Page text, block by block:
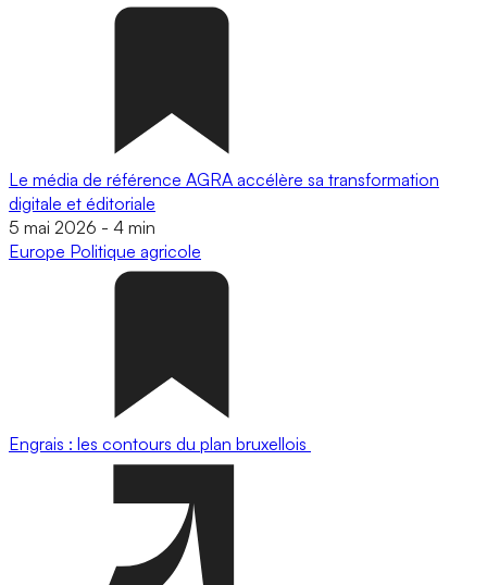
Le média de référence AGRA accélère sa transformation
digitale et éditoriale
5 mai 2026 - 4 min
Europe Politique agricole
Engrais : les contours du plan bruxellois